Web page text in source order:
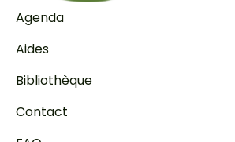
Pied de page
Agenda
Aides
Bibliothèque
Contact